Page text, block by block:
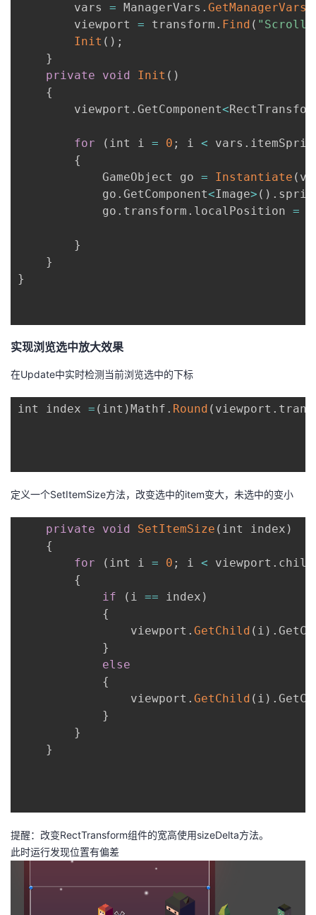
        vars
= ManagerVars . GetManagerVars
        viewport
= transform . Find (
Init ( ) ;
}
private
void Init ( )
{
        viewport
. GetComponent<
for ( int i = 0 ; i < vars .
{
            GameObject go
= Instantiate (
            go
. GetComponent<Image> ( ) .
            go
. transform . localPosition =
}
}
}
实现浏览选中放大效果
在Update中实时检测当前浏览选中的下标
int index = ( int )Mathf . Round ( viewport .
定义一个SetItemSize方法，改变选中的item变大，未选中的变小
private void SetItemSize ( int index )
{
for
( int i = 0 ; i < viewport .
{
if
( i == index )
{
                viewport
. GetChild ( i ) .
}
else
{
                viewport
. GetChild ( i ) .
}
}
}
提醒：改变RectTransform组件的宽高使用sizeDelta方法。
此时运行发现位置有偏差